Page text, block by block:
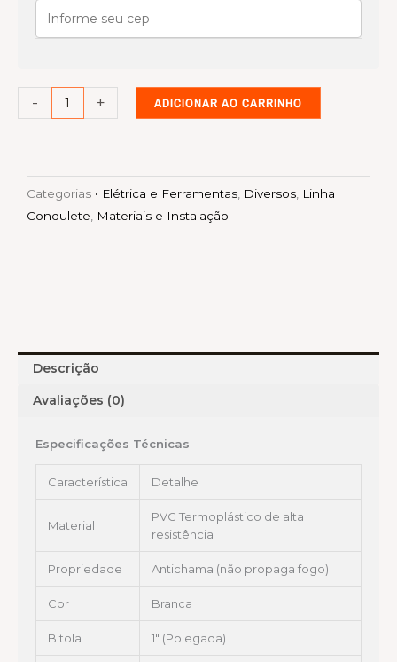
-
joelho
com
quantidade
+ ADICIONAR AO CARRINHO
Categorias • Elétrica e Ferramentas Diversos Linha
Condulete
Materiais e Instalação
Descrição
Avaliações (0)
Especificações Técnicas
Característica Detalhe
Material
PVC Termoplástico de alta
resistência
Propriedade Antichama (não propaga fogo)
Cor Branca
Bitola 1″ (Polegada)